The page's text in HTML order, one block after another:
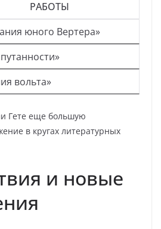
РАБОТЫ
юного Вертера»
вольта»
Гете еще большую
в кругах литературных
и новые